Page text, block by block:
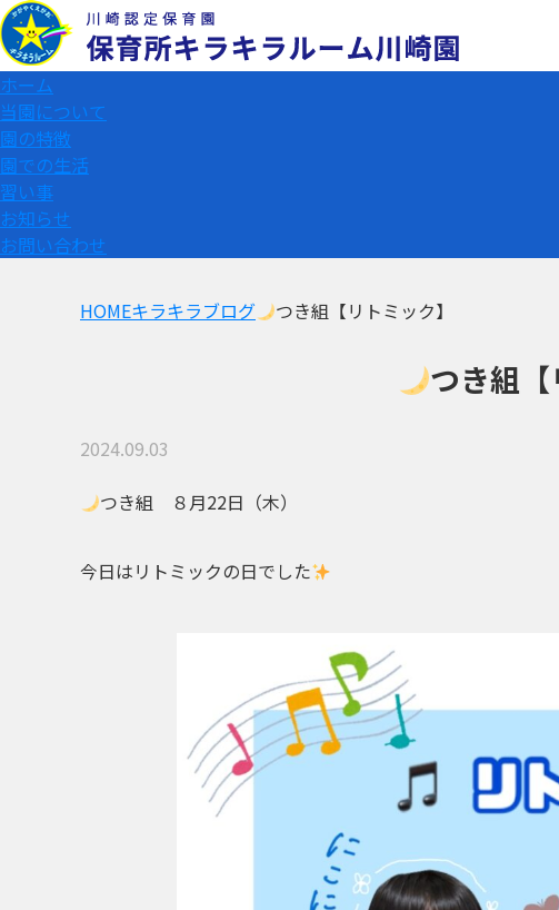
ホーム
当園について
園の特徴
園での生活
習い事
お知らせ
お問い合わせ
HOMEキラキラブログ つき組【リトミック】
つき組【
2024.09.03
つき組 ８月22日（木）
今日はリトミックの日でした